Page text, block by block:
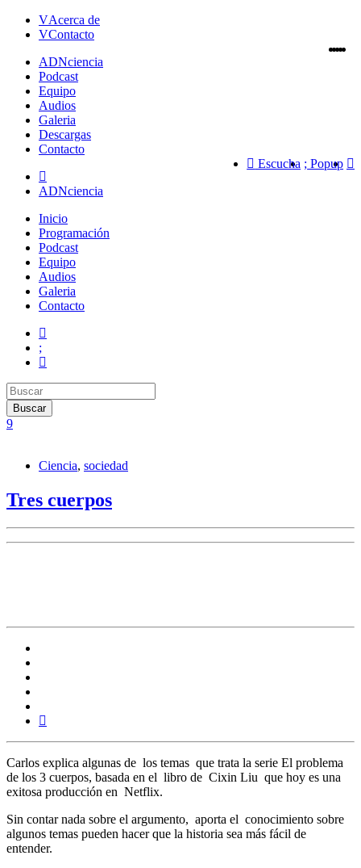
Acerca de
Contacto
ADNciencia
Podcast
Equipo
Audios
Galeria
Descargas
Contacto
Popup
Escucha
ADNciencia
Inicio
Programación
Podcast
Equipo
Audios
Galeria
Contacto
Ciencia, sociedad
Tres cuerpos
Carlos explica algunas de los temas que trata la serie El problema
de los 3 cuerpos, basada en el libro de Cixin Liu que hoy es una
exitosa producción en Netflix.
Sin contar nada sobre el argumento, aporta el conocimiento sobre
algunos temas pueden hacer que la historia sea más fácil de
entender.